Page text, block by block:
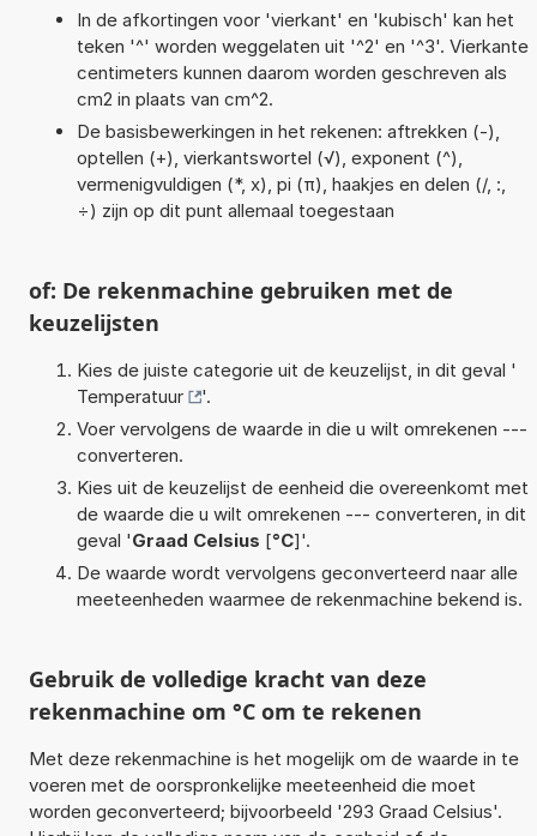
In de afkortingen voor 'vierkant' en 'kubisch' kan het
teken '^' worden weggelaten uit '^2' en '^3'. Vierkante
centimeters kunnen daarom worden geschreven als
cm2 in plaats van cm^2.
De basisbewerkingen in het rekenen: aftrekken (-),
optellen (+), vierkantswortel (√), exponent (^),
vermenigvuldigen (*, x), pi (π), haakjes en delen (/, :,
÷) zijn op dit punt allemaal toegestaan
of: De rekenmachine gebruiken met de
keuzelijsten
Kies de juiste categorie uit de keuzelijst, in dit geval '
Temperatuur
'.
Voer vervolgens de waarde in die u wilt omrekenen ---
converteren.
Kies uit de keuzelijst de eenheid die overeenkomt met
de waarde die u wilt omrekenen --- converteren, in dit
geval 'Graad Celsius [°C]'.
De waarde wordt vervolgens geconverteerd naar alle
meeteenheden waarmee de rekenmachine bekend is.
Gebruik de volledige kracht van deze
rekenmachine om °C om te rekenen
Met deze rekenmachine is het mogelijk om de waarde in te
voeren met de oorspronkelijke meeteenheid die moet
worden geconverteerd; bijvoorbeeld '293 Graad Celsius'.